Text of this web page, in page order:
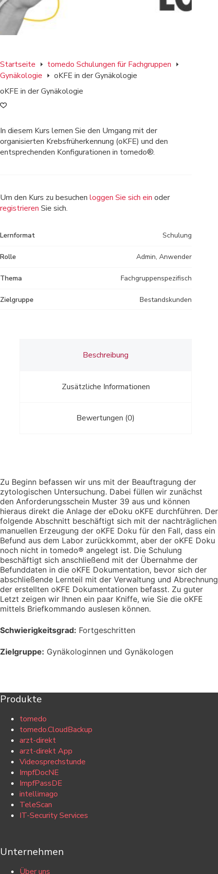
Startseite
tomedo Schulungen für Fachgruppen
Gynäkologie
oKFE in der Gynäkologie
oKFE in der Gynäkologie
In diesem Kurs lernen Sie den Umgang mit der
organisierten Krebsfrüherkennung (oKFE) und den
entsprechenden Konfigurationen in tomedo®.
Um den Kurs zu besuchen loggen Sie sich ein oder
registrieren Sie sich.
Lernformat Schulung
Rolle Admin, Anwender
Thema Fachgruppenspezifisch
Zielgruppe Bestandskunden
Beschreibung
Zusätzliche Informationen
Bewertungen (0)
Zu Beginn befassen wir uns mit der Beauftragung der
zytologischen Untersuchung. Dabei füllen wir zunächst
den Anforderungsschein Muster 39 aus und können
hieraus direkt die Anlage der eDoku oKFE durchführen. Der
folgende Abschnitt beschäftigt sich mit der nachträglichen
manuellen Erzeugung der oKFE Doku für den Fall, dass ein
Befund aus dem Labor zurückkommt, aber der oKFE Doku
noch nicht in tomedo® angelegt ist. Die Schulung
beschäftigt sich anschließend mit der Übernahme der
Befunddaten in die oKFE Dokumentation, bevor sich der
abschließende Lernteil mit der Verwaltung und Abrechnung
der erstellten oKFE Dokumentationen befasst. Zu guter
Letzt zeigen wir Ihnen ein paar Kniffe, wie Sie die oKFE
mittels Briefkommando auslesen können.
Schwierigkeitsgrad: Fortgeschritten
Zielgruppe: Gynäkologinnen und Gynäkologen
Produkte
tomedo
tomedo.CloudBackup
arzt-direkt
arzt-direkt App
Videosprechstunde
ImpfDocNE
ImpfPassDE
intellimago
TeleScan
IT-Security Services
Unternehmen
Über uns